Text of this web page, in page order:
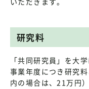
研究料
「共同研究員」を大
事業年度につき研究
内の場合は、21万円